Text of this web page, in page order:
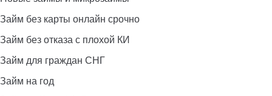
Займ без карты онлайн срочно
Займ без отказа с плохой КИ
Займ для граждан СНГ
Займ на год